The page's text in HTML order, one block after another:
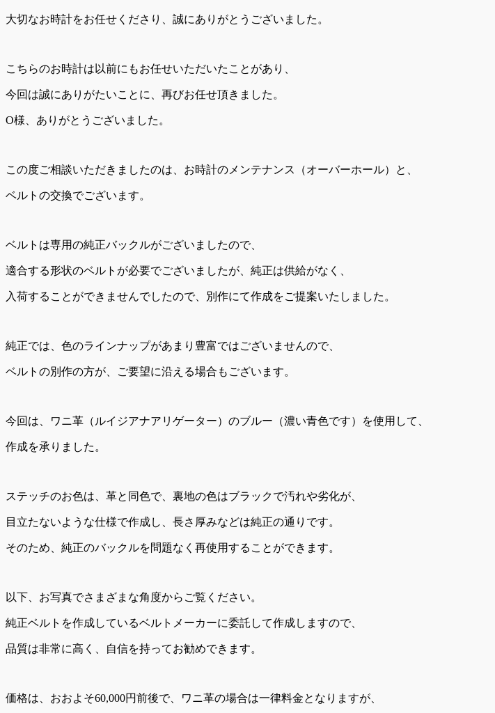
大切なお時計をお任せくださり、誠にありがとうございました。
こちらのお時計は以前にもお任せいただいたことがあり、
今回は誠にありがたいことに、再びお任せ頂きました。
O様、ありがとうございました。
この度ご相談いただきましたのは、お時計のメンテナンス（オーバーホール）と、
ベルトの交換でございます。
ベルトは専用の純正バックルがございましたので、
適合する形状のベルトが必要でございましたが、純正は供給がなく、
入荷することができませんでしたので、別作にて作成をご提案いたしました。
純正では、色のラインナップがあまり豊富ではございませんので、
ベルトの別作の方が、ご要望に沿える場合もございます。
今回は、ワニ革（ルイジアナアリゲーター）のブルー（濃い青色です）を使用して、
作成を承りました。
ステッチのお色は、革と同色で、裏地の色はブラックで汚れや劣化が、
目立たないような仕様で作成し、長さ厚みなどは純正の通りです。
そのため、純正のバックルを問題なく再使用することができます。
以下、お写真でさまざまな角度からご覧ください。
純正ベルトを作成しているベルトメーカーに委託して作成しますので、
品質は非常に高く、自信を持ってお勧めできます。
価格は、おおよそ60,000円前後で、ワニ革の場合は一律料金となりますが、